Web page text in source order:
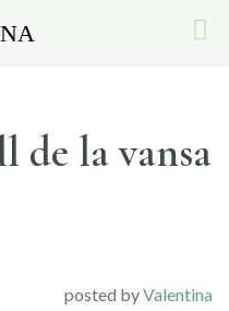
de la vansa
posted byValentina